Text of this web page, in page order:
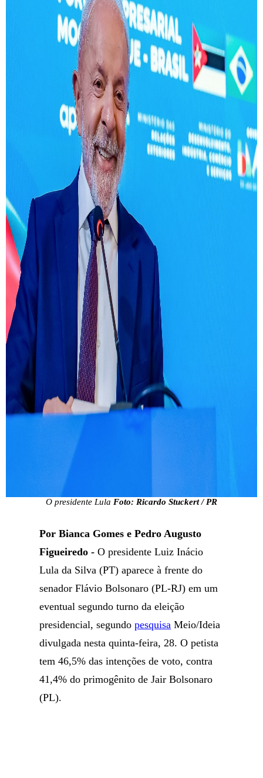
O presidente Lula Foto: Ricardo Stuckert / PR
Por Bianca Gomes e Pedro Augusto
Figueiredo - O presidente Luiz Inácio
Lula da Silva (PT) aparece à frente do
senador Flávio Bolsonaro (PL-RJ) em um
eventual segundo turno da eleição
presidencial, segundopesquisa Meio/Ideia
divulgada nesta quinta-feira, 28. O petista
tem 46,5% das intenções de voto, contra
41,4% do primogênito de Jair Bolsonaro
(PL).